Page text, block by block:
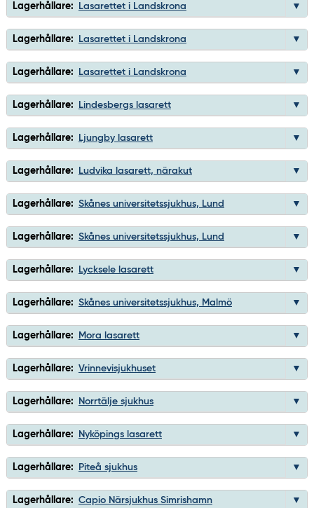
Lagerhållare: Lasarettet i Landskrona
Lagerhållare: Lasarettet i Landskrona
Lagerhållare: Lasarettet i Landskrona
Lagerhållare: Lindesbergs lasarett
Lagerhållare: Ljungby lasarett
Lagerhållare: Ludvika lasarett, närakut
Lagerhållare: Skånes universitetssjukhus, Lund
Lagerhållare: Skånes universitetssjukhus, Lund
Lagerhållare: Lycksele lasarett
Lagerhållare: Skånes universitetssjukhus, Malmö
Lagerhållare: Mora lasarett
Lagerhållare: Vrinnevisjukhuset
Lagerhållare: Norrtälje sjukhus
Lagerhållare: Nyköpings lasarett
Lagerhållare: Piteå sjukhus
Lagerhållare: Capio Närsjukhus Simrishamn